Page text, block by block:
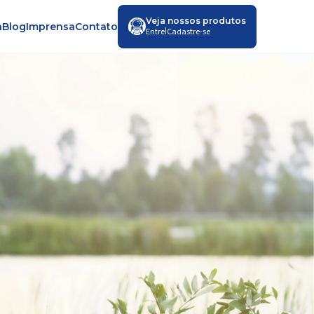
BlogImprensaContato Veja nossos produtos
Entre|Cadastre-se